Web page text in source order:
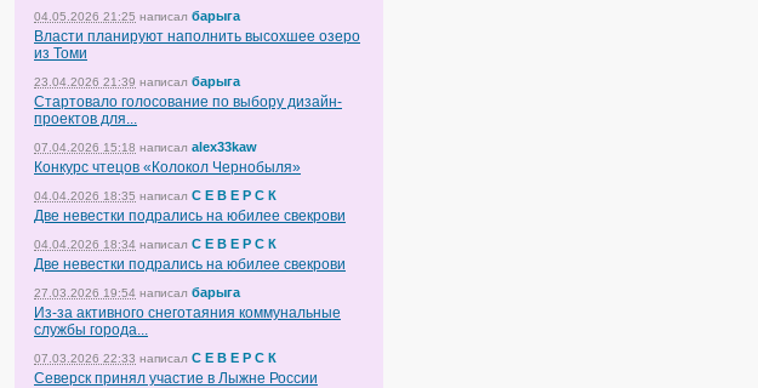
04.05.2026 21:25 написал барыга
Власти планируют наполнить высохшее озеро
из Томи
23.04.2026 21:39 написал барыга
Стартовало голосование по выбору дизайн-
проектов для...
07.04.2026 15:18 написал alex33kaw
Конкурс чтецов «Колокол Чернобыля»
04.04.2026 18:35 написал С Е В Е Р С К
Две невестки подрались на юбилее свекрови
04.04.2026 18:34 написал С Е В Е Р С К
Две невестки подрались на юбилее свекрови
27.03.2026 19:54 написал барыга
Из-за активного снеготаяния коммунальные
службы города...
07.03.2026 22:33 написал С Е В Е Р С К
Северск принял участие в Лыжне России